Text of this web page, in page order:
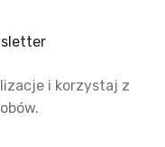
i korzystaj z